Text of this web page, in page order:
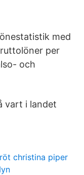
med
per
och
vart i landet
christina piper